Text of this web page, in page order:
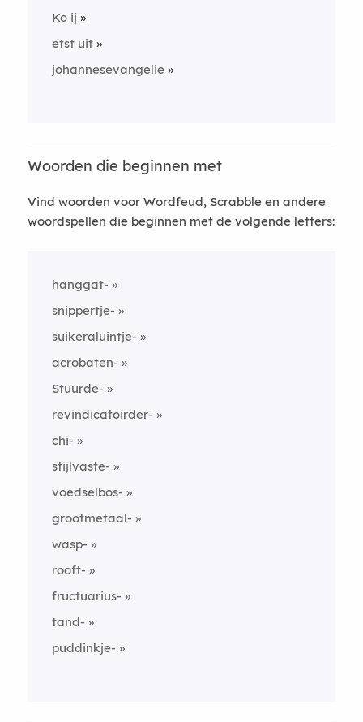
Ko ij
etst uit
johannesevangelie
Woorden die beginnen met
Vind woorden voor Wordfeud, Scrabble en andere
woordspellen die beginnen met de volgende letters:
hanggat-
snippertje-
suikeraluintje-
acrobaten-
Stuurde-
revindicatoirder-
chi-
stijlvaste-
voedselbos-
grootmetaal-
wasp-
rooft-
fructuarius-
tand-
puddinkje-